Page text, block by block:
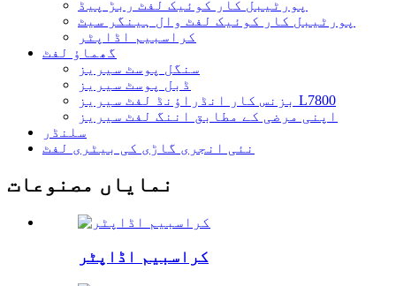
پورٹیبل کار کوئیک لفٹ ربڑ پیڈ
پورٹیبل کار کوئیک لفٹ وال ہینگر سیٹ
کراسبیم اڈاپٹر
گھماؤ لفٹ
سنگل پوسٹ سیریز
ڈبل پوسٹ سیریز
بزنس کار انڈراؤنڈ لفٹ سیریز L7800
اپنی مرضی کے مطابق اننگ لفٹ سیریز
سلنڈر
نئی انجری گاڑی کی بیٹری لفٹ
نمایاں مصنوعات
کراسبیم اڈاپٹر